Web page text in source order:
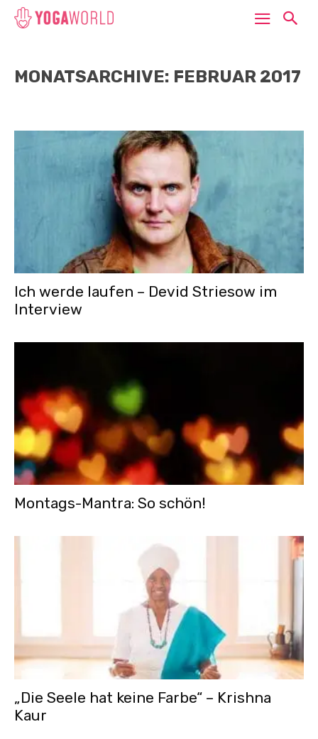
MONATSARCHIVE: FEBRUAR 2017
Ich werde laufen – Devid Striesow im
Interview
Montags-Mantra: So schön!
„Die Seele hat keine Farbe“ – Krishna
Kaur